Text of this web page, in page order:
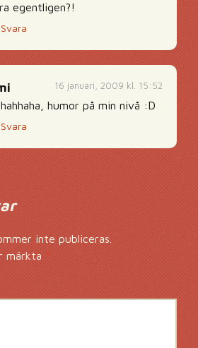
egentligen?!
Svara
16 januari, 2009 kl. 15:52
humor på min nivå :D
Svara
inte publiceras.
märkta*